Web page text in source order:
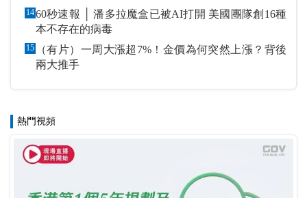
1460秒速報 │ 潘多拉魔盒已被AI打開 美國團隊創16種
本不存在的病毒
15
（有片）一周大漲超7%！金價為何突然上漲？背後
兩大推手
熱門視頻